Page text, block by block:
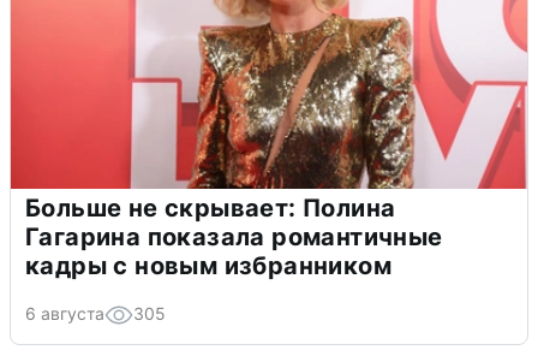
Больше не скрывает: Полина
Гагарина показала романтичные
кадры с новым избранником
6 августа 305